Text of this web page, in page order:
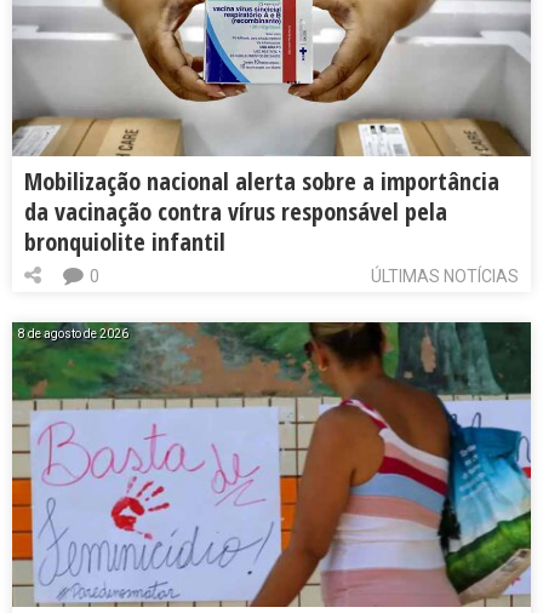
Mobilização nacional alerta sobre a importância
da vacinação contra vírus responsável pela
bronquiolite infantil
ÚLTIMAS NOTÍCIAS
0
8 de agosto de 2026